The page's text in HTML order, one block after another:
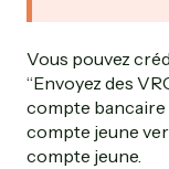
Vous pouvez
“Envoyez des
compte bancaire
compte jeune
compte jeune.